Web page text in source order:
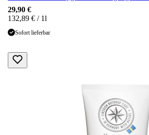
29,90 €
132,89 € / 1l
Sofort lieferbar